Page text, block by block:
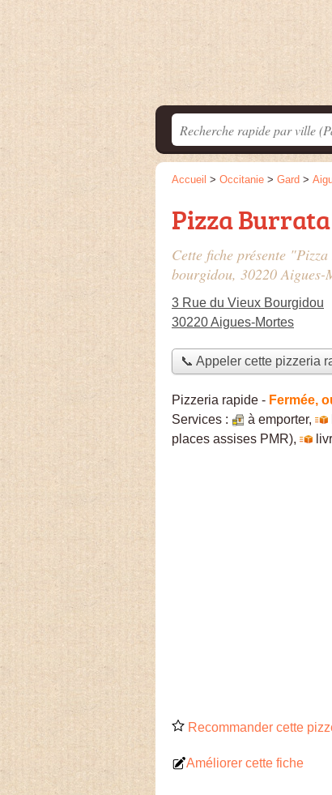
Accueil > Occitanie > Gard >
Pizza Burrata
Cette fiche présente
bourgidou, 30220 Aigues-
3 Rue du Vieux Bourgidou
30220 Aigues-Mortes
📞 Appeler cette pizzeria
Pizzeria rapide - Fermée,
Services :
à emporter,
places assises PMR),
Recommander cette
Améliorer cette fiche